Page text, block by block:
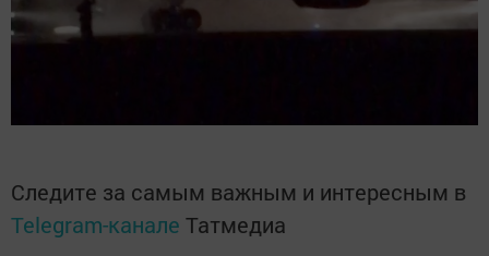
Следите за самым важным и интересным в
Telegram-канале Татмедиа